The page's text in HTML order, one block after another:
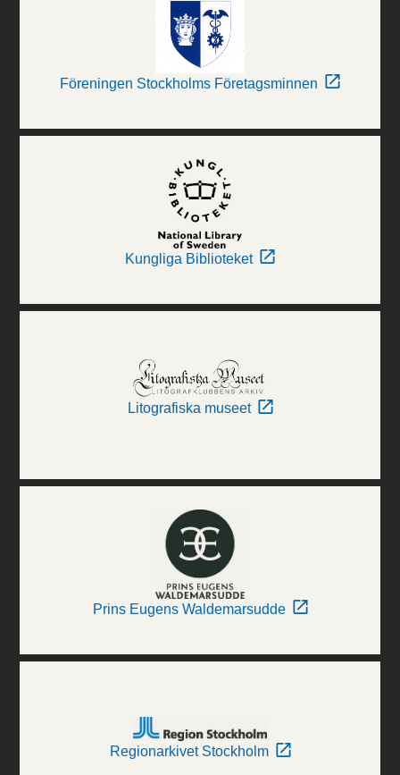
Föreningen Stockholms Företagsminnen
Kungliga Biblioteket
Litografiska museet
Prins Eugens Waldemarsudde
Regionarkivet Stockholm